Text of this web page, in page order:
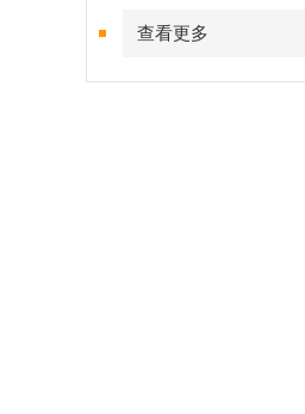
查看更多